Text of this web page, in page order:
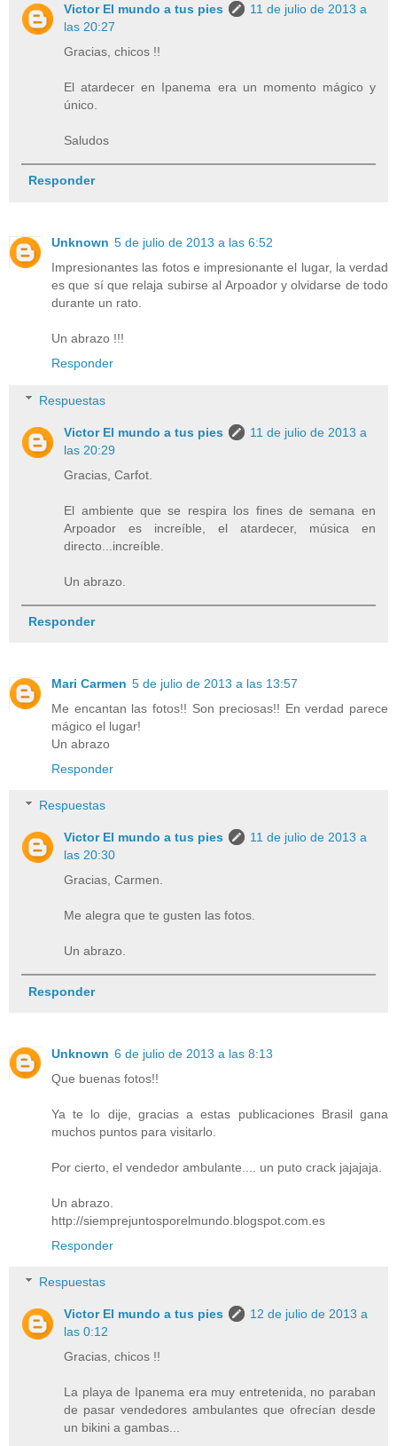
Victor El mundo a tus pies
11 de julio de 2013 a
las 20:27
Gracias, chicos !!
El atardecer en Ipanema era un momento mágico y
único.
Saludos
Responder
Unknown 5 de julio de 2013 a las 6:52
Impresionantes las fotos e impresionante el lugar, la verdad
es que sí que relaja subirse al Arpoador y olvidarse de todo
durante un rato.
Un abrazo !!!
Responder
Respuestas
Victor El mundo a tus pies
11 de julio de 2013 a
las 20:29
Gracias, Carfot.
El ambiente que se respira los fines de semana en
Arpoador es increíble, el atardecer, música en
directo...increíble.
Un abrazo.
Responder
Mari Carmen 5 de julio de 2013 a las 13:57
Me encantan las fotos!! Son preciosas!! En verdad parece
mágico el lugar!
Un abrazo
Responder
Respuestas
Victor El mundo a tus pies
11 de julio de 2013 a
las 20:30
Gracias, Carmen.
Me alegra que te gusten las fotos.
Un abrazo.
Responder
Unknown 6 de julio de 2013 a las 8:13
Que buenas fotos!!
Ya te lo dije, gracias a estas publicaciones Brasil gana
muchos puntos para visitarlo.
Por cierto, el vendedor ambulante.... un puto crack jajajaja.
Un abrazo.
http://siemprejuntosporelmundo.blogspot.com.es
Responder
Respuestas
Victor El mundo a tus pies
12 de julio de 2013 a
las 0:12
Gracias, chicos !!
La playa de Ipanema era muy entretenida, no paraban
de pasar vendedores ambulantes que ofrecían desde
un bikini a gambas...